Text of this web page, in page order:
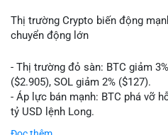
BNB Smart Chain.
Sợ hãi do chỉ số thấp nhưng xu
tích cực (BTC ETF, SKR) tạo áp
SPCX và SAGA vẫn cao. Cần
"short" theo chiến lược cá nhân.
Thị trường Crypto biến động
chuyển động lớn
- Thị trường đỏ sàn: BTC giảm
($2.905), SOL giảm 2% ($127).
- Áp lực bán mạnh: BTC phá vỡ
tỷ USD lệnh Long.
- Tin tức quan trọng: Trump